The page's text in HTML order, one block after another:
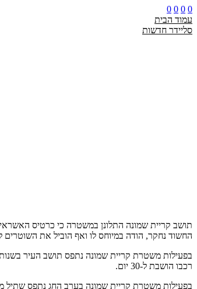
0
0
0
0
עמוד הבית
סליידר חדשות
החשוד נחקר, הודה במיוחס לו ואף הוביל את
רכבו הושבת ל-30 יום.